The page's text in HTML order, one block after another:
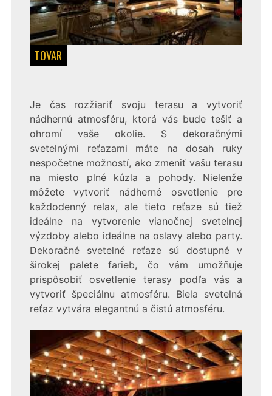
TOVAR
Je čas rozžiariť svoju terasu a vytvoriť
nádhernú atmosféru, ktorá vás bude tešiť a
ohromí vaše okolie. S dekoračnými
svetelnými reťazami máte na dosah ruky
nespočetne možností, ako zmeniť vašu terasu
na miesto plné kúzla a pohody. Nielenže
môžete vytvoriť nádherné osvetlenie pre
každodenný relax, ale tieto reťaze sú tiež
ideálne na vytvorenie vianočnej svetelnej
výzdoby alebo ideálne na oslavy alebo party.
Dekoračné svetelné reťaze sú dostupné v
širokej palete farieb, čo vám umožňuje
prispôsobiťosvetlenie terasy podľa vás a
vytvoriť špeciálnu atmosféru. Biela svetelná
reťaz vytvára elegantnú a čistú atmosféru.